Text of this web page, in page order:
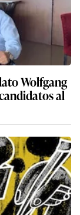
la renuncia
de